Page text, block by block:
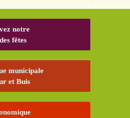
notre
fêtes
municipale
et Buis